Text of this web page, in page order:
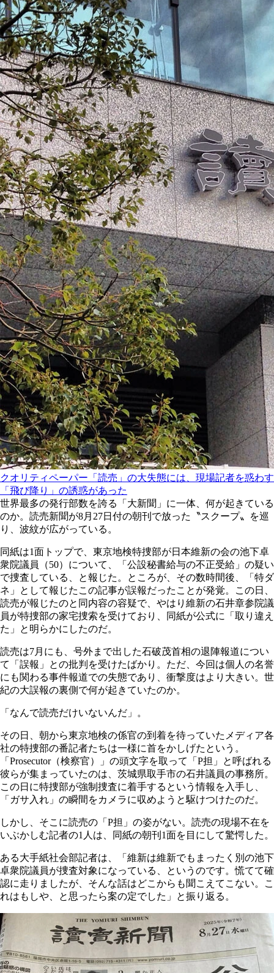
クオリティペーパー「読売」の大失態には、現場記者を惑わす
「飛び降り」の誘惑があった
世界最多の発行部数を誇る「大新聞」に一体、何が起きている
のか。読売新聞が8月27日付の朝刊で放った〝スクープ〟を巡
り、波紋が広がっている。
同紙は1面トップで、東京地検特捜部が日本維新の会の池下卓
衆院議員（50）について、「公設秘書給与の不正受給」の疑い
で捜査している、と報じた。ところが、その数時間後、「特ダ
ネ」として報じたこの記事が誤報だったことが発覚。この日、
読売が報じたのと同内容の容疑で、やはり維新の石井章参院議
員が特捜部の家宅捜索を受けており、同紙が公式に「取り違え
た」と明らかにしたのだ。
読売は7月にも、号外まで出した石破茂首相の退陣報道につい
て「誤報」との批判を受けたばかり。ただ、今回は個人の名誉
にも関わる事件報道での失態であり、衝撃度はより大きい。世
紀の大誤報の裏側で何が起きていたのか。
「なんで読売だけいないんだ」。
その日、朝から東京地検の係官の到着を待っていたメディア各
社の特捜部の番記者たちは一様に首をかしげたという。
「Prosecutor（検察官）」の頭文字を取って「P担」と呼ばれる
彼らが集まっていたのは、茨城県取手市の石井議員の事務所。
この日に特捜部が強制捜査に着手するという情報を入手し、
「ガサ入れ」の瞬間をカメラに収めようと駆けつけたのだ。
しかし、そこに読売の「P担」の姿がない。読売の現場不在を
いぶかしむ記者の1人は、同紙の朝刊1面を目にして驚愕した。
ある大手紙社会部記者は、「維新は維新でもまったく別の池下
卓衆院議員が捜査対象になっている、というのです。慌てて確
認に走りましたが、そんな話はどこからも聞こえてこない。こ
れはもしや、と思ったら案の定でした」と振り返る。